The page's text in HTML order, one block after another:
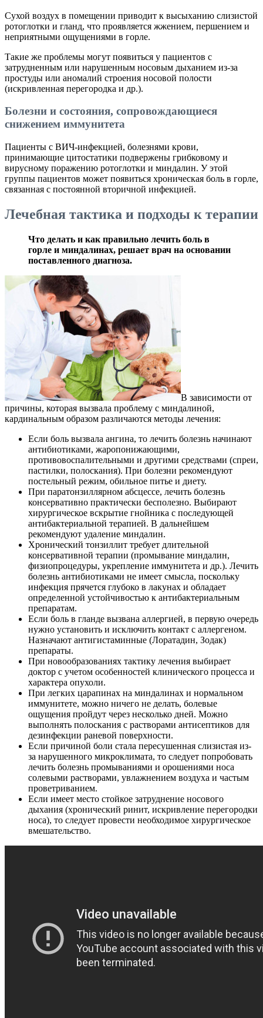
Сухой воздух в помещении приводит к высыханию слизистой
ротоглотки и гланд, что проявляется жжением, першением и
неприятными ощущениями в горле.
Такие же проблемы могут появиться у пациентов с
затрудненным или нарушенным носовым дыханием из-за
простуды или аномалий строения носовой полости
(искривленная перегородка и др.).
Болезни и состояния, сопровождающиеся
снижением иммунитета
Пациенты с ВИЧ-инфекцией, болезнями крови,
принимающие цитостатики подвержены грибковому и
вирусному поражению ротоглотки и миндалин. У этой
группы пациентов может появиться хроническая боль в горле,
связанная с постоянной вторичной инфекцией.
Лечебная тактика и подходы к терапии
Что делать и как правильно лечить боль в
горле и миндалинах, решает врач на основании
поставленного диагноза.
В зависимости от
причины, которая вызвала проблему с миндалиной,
кардинальным образом различаются методы лечения:
Если боль вызвала ангина, то лечить болезнь начинают
антибиотиками, жаропонижающими,
противовоспалительными и другими средствами (спреи,
пастилки, полоскания). При болезни рекомендуют
постельный режим, обильное питье и диету.
При паратонзиллярном абсцессе, лечить болезнь
консервативно практически бесполезно. Выбирают
хирургическое вскрытие гнойника с последующей
антибактериальной терапией. В дальнейшем
рекомендуют удаление миндалин.
Хронический тонзиллит требует длительной
консервативной терапии (промывание миндалин,
физиопроцедуры, укрепление иммунитета и др.). Лечить
болезнь антибиотиками не имеет смысла, поскольку
инфекция прячется глубоко в лакунах и обладает
определенной устойчивостью к антибактериальным
препаратам.
Если боль в гланде вызвана аллергией, в первую очередь
нужно установить и исключить контакт с аллергеном.
Назначают антигистаминные (Лоратадин, Зодак)
препараты.
При новообразованиях тактику лечения выбирает
доктор с учетом особенностей клинического процесса и
характера опухоли.
При легких царапинах на миндалинах и нормальном
иммунитете, можно ничего не делать, болевые
ощущения пройдут через несколько дней. Можно
выполнять полоскания с растворами антисептиков для
дезинфекции раневой поверхности.
Если причиной боли стала пересушенная слизистая из-
за нарушенного микроклимата, то следует попробовать
лечить болезнь промываниями и орошениями носа
солевыми растворами, увлажнением воздуха и частым
проветриванием.
Если имеет место стойкое затруднение носового
дыхания (хронический ринит, искривление перегородки
носа), то следует провести необходимое хирургическое
вмешательство.